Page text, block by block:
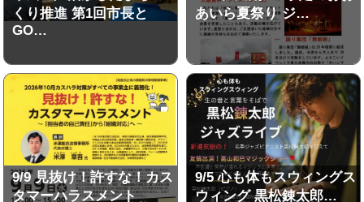
くり推進 第1回市長と
GO…
あいら夏祭り ジ…
9/9 見抜け！許すな！カス
タマーハラスメント
9/5 心も体もスウィングス
ウィング 黒松錬太郎…